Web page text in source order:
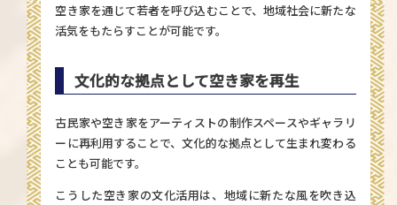
空き家を通じて若者を呼び込むことで、地域社会に新たな
活気をもたらすことが可能です。
文化的な拠点として空き家を再生
古民家や空き家をアーティストの制作スペースやギャラリ
ーに再利用することで、文化的な拠点として生まれ変わる
ことも可能です。
こうした空き家の文化活用は、地域に新たな風を吹き込